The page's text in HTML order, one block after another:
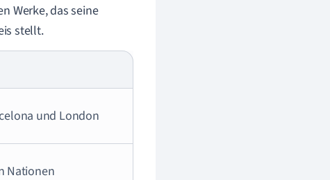
Werke, das seine
stellt.
und London
Nationen